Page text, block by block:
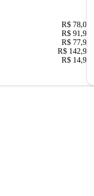
R$ 78,02
R$ 91,90
R$ 77,90
R$ 142,90
R$ 14,90